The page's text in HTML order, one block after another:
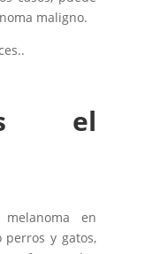
maligno.
el
en
perros y gatos,